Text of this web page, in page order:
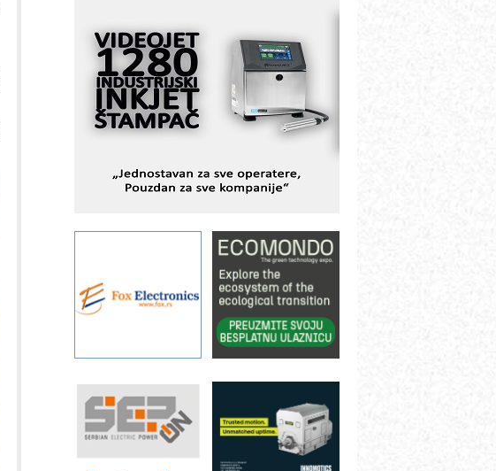
Alba d.o.o. – 35 godina preciznosti u
metrologiji i pametnim dozirnim
rešenjima
IBeRTIM - oprema za ispitivanje
kontrole kvaliteta
sistema
YAMADA pumpe – japanska
Filtration Group Industrial – Napredna
rešenja za filtraciju u hidrauličkim i
procesnim sistemima
Art Utopia Studio – vizuelne priče
industrije i biznisa
RILINEX kompanije Rittal
automatizaciju
Efikasno upravljanje energijom
Automatizacija pakovanja · Display